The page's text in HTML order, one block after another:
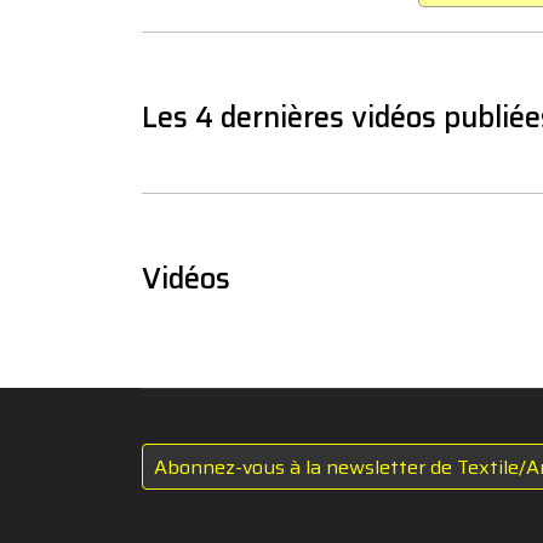
Les 4 dernières vidéos
Vidéos
Abonnez-vous à la newsletter de Textile/